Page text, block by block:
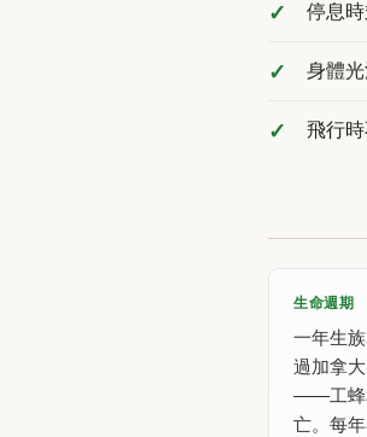
停息
身體光
飛行
生命週期
一年生
過加拿
——工蜂
亡。每